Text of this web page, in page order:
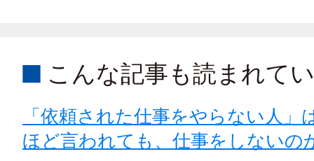
こんな記事も読まれて
「依頼された仕事をやらない人」
ほど言われても、仕事をしないの